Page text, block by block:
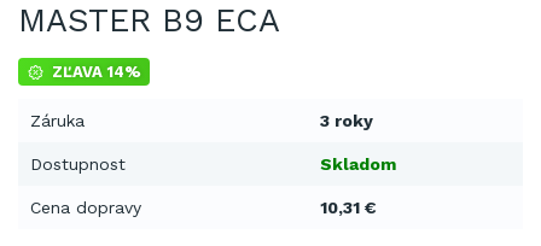
MASTER B9 ECA
ZĽAVA 14%
Záruka 3 roky
Dostupnost Skladom
Cena dopravy 10,31 €